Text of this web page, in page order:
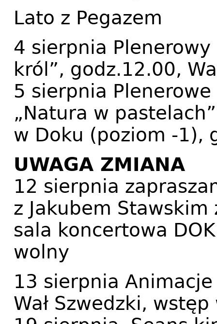
Lato z Pegazem
4 sierpnia
król”, godz.12.00,
5 sierpnia
„Natura w
w Doku (poziom -1),
UWAGA ZMIANA
12 sierpnia
z Jakubem Stawskim
sala koncertowa
wolny
13 sierpnia
Wał Szwedzki,